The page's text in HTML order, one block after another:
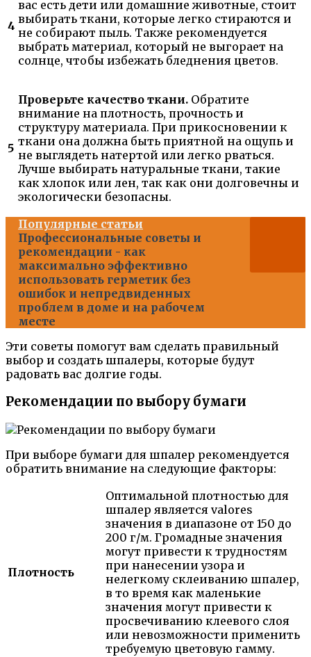
4
вас есть дети или домашние животные, стоит
выбирать ткани, которые легко стираются и
не собирают пыль. Также рекомендуется
выбрать материал, который не выгорает на
солнце, чтобы избежать бледнения цветов.
5
Проверьте качество ткани. Обратите
внимание на плотность, прочность и
структуру материала. При прикосновении к
ткани она должна быть приятной на ощупь и
не выглядеть натертой или легко рваться.
Лучше выбирать натуральные ткани, такие
как хлопок или лен, так как они долговечны и
экологически безопасны.
Популярные статьи
Профессиональные советы и
рекомендации - как
максимально эффективно
использовать герметик без
ошибок и непредвиденных
проблем в доме и на рабочем
месте
Эти советы помогут вам сделать правильный
выбор и создать шпалеры, которые будут
радовать вас долгие годы.
Рекомендации по выбору бумаги
При выборе бумаги для шпалер рекомендуется
обратить внимание на следующие факторы:
Плотность
Оптимальной плотностью для
шпалер является valores
значения в диапазоне от 150 до
200 г/м. Громадные значения
могут привести к трудностям
при нанесении узора и
нелегкому склеиванию шпалер,
в то время как маленькие
значения могут привести к
просвечиванию клеевого слоя
или невозможности применить
требуемую цветовую гамму.